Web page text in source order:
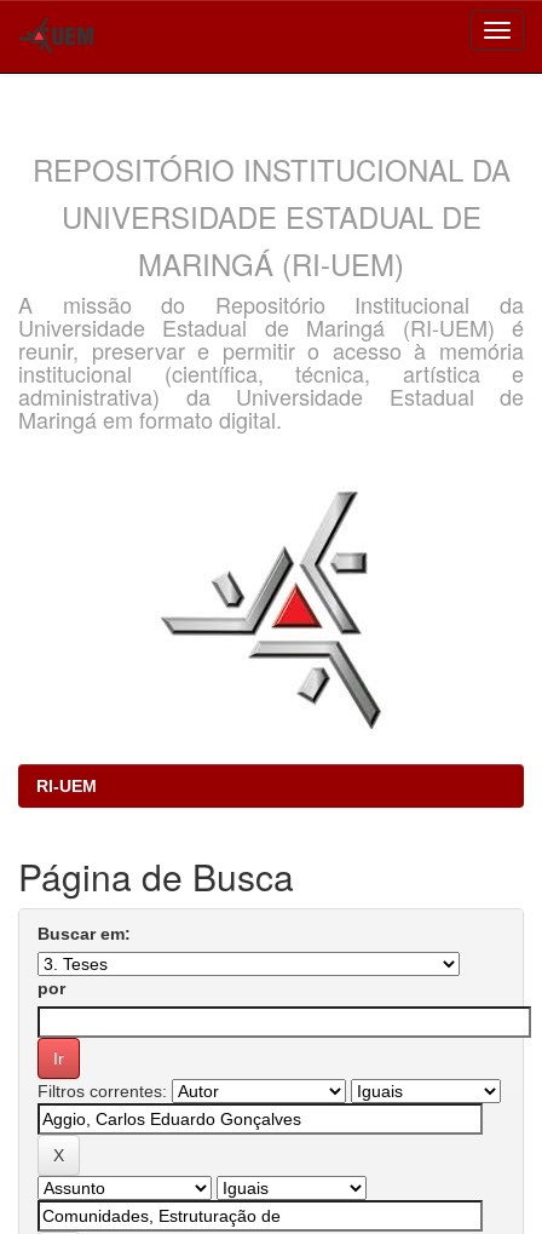
REPOSITÓRIO INSTITUCIONAL DA
UNIVERSIDADE ESTADUAL DE
MARINGÁ (RI-UEM)
A missão do Repositório Institucional da
Universidade Estadual de Maringá (RI-UEM) é
reunir, preservar e permitir o acesso à memória
institucional (científica, técnica, artística e
administrativa) da Universidade Estadual de
Maringá em formato digital.
RI-UEM
Página de Busca
Buscar em:
por
Filtros correntes: